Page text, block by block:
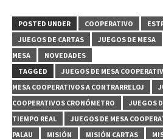
POSTED UNDER COOPERATIVO
JUEGOS DE CARTAS
JUEGOS DE MESA
MESA
NOVEDADES
TAGGED
JUEGOS DE MESA
MESA COOPERATIVOS A CONTRARRELOJ
COOPERATIVOS CRONÓMETRO
JUEGOS
TIEMPO REAL
JUEGOS DE MESA
PALAU
MISIÓN MISIÓN CARTAS